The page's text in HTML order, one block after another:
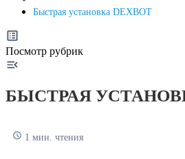
Быстрая установка DEXBOT
Посмотр рубрик
БЫСТРАЯ
1 мин. чтения